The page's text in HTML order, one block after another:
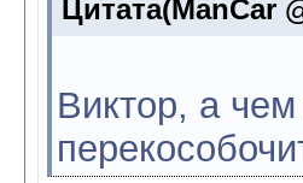
Цитата(ManCar
Виктор, а